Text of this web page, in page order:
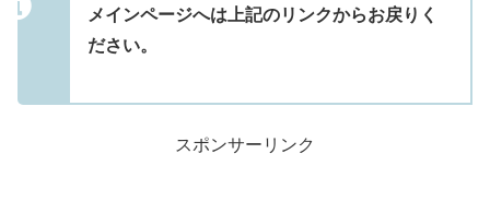
メインページへは上記のリンクからお戻りく
ださい。
スポンサーリンク